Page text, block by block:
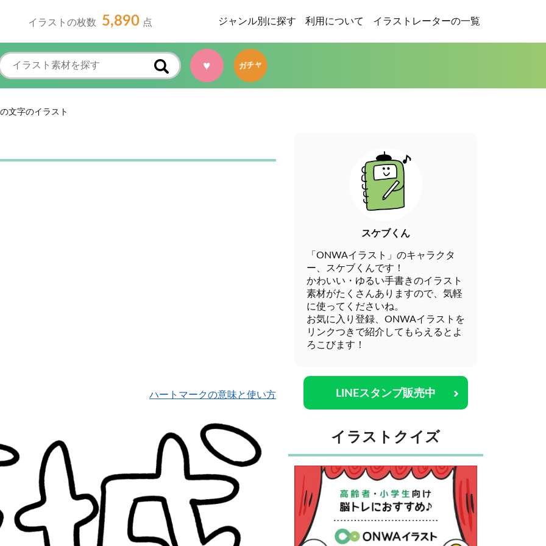
イラストの枚数 5,890 点 ジャンル別に探す 利用について イラストレーターの一覧
♥ ガチャ
文字のイラスト
ハートマークの意味と使い方
スケブくん
「ONWAイラスト」のキャラクタ
ー、スケブくんです！
かわいい・ゆるい手書きのイラスト
素材がたくさんありますので、気軽
に使ってくださいね。
お気に入り登録、ONWAイラストを
リンクつきで紹介してもらえるとよ
ろこびます！
LINEスタンプ販売中
イラストクイズ